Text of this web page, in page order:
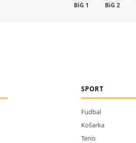
BiG 1 BiG 2
SPORT
Fudbal
Košarka
Tenis